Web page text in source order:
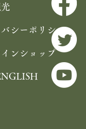
バシーポリシー
ンショップ